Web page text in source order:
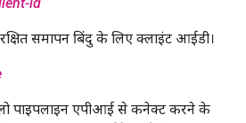
समापन बिंदु के लिए क्लाइंट आईडी।
पाइपलाइन एपीआई से कनेक्ट करने के